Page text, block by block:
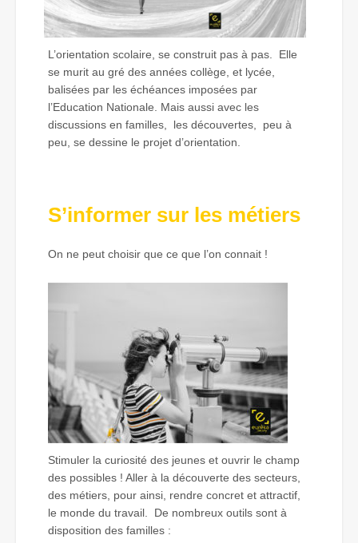
L’orientation scolaire, se construit pas à pas. Elle
se murit au gré des années collège, et lycée,
balisées par les échéances imposées par
l’Education Nationale. Mais aussi avec les
discussions en familles, les découvertes, peu à
peu, se dessine le projet d’orientation.
S’informer sur les métiers
On ne peut choisir que ce que l’on connait !
Stimuler la curiosité des jeunes et ouvrir le champ
des possibles ! Aller à la découverte des secteurs,
des métiers, pour ainsi, rendre concret et attractif,
le monde du travail. De nombreux outils sont à
disposition des familles :